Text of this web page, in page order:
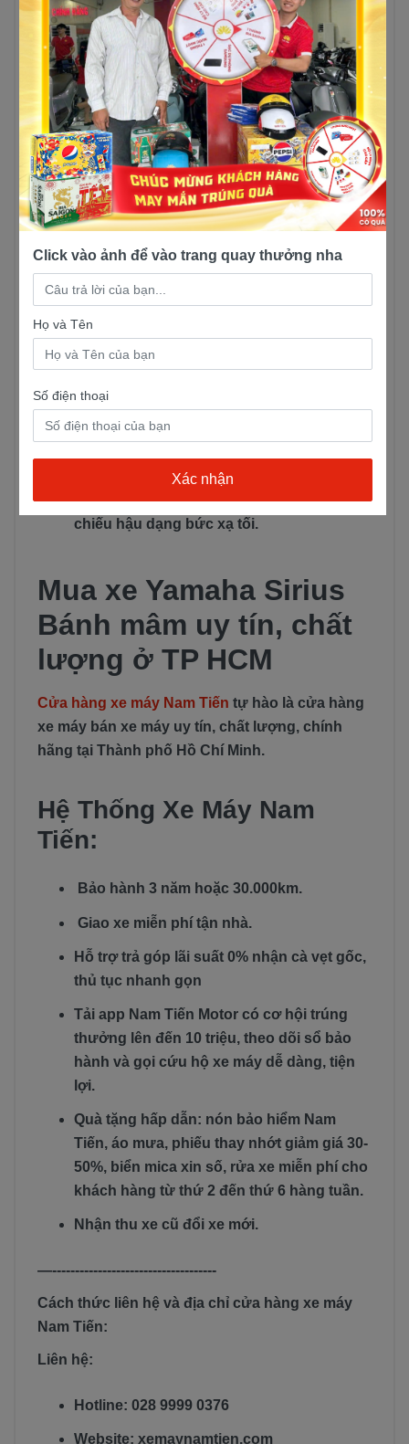
cái tên “Xe số tiết kiệm nhiên liệu số 2 Việt
Nam”, xe tiêu thụ ở khoảng 1,57L/ 100km
3. Tiện ích, tính năng
Yamaha Sirius FI bánh
mâm
Nằm trong phân khúc xe số phổ thông,Sirius FI
bánh mâmsẽ đáp ứng những tiện ích cơ bản
của một chiếc xe số. Ngoài ra, xe còn có những
vừa một mũ bảo hiểm nửa đầu và một số
vật dụng cần thiết khác
Bánh mâm: bánh mâm 17 inch làm từ hộp
kim nhôm sẽ tăng tính thẩm mỹ và tăng sự
an toàn trong quá trình lái
Đèn xi nhan: loại đèn được sử dụng là loại
đèn xi nhan phản quang đa diện và đèn
chiếu hậu dạng bức xạ tối.
Mua xe Yamaha Sirius
Bánh mâm uy tín, chất
lượng ở TP HCM
Cửa hàng xe máy Nam Tiến tự hào là cửa hàng
xe máy bán xe máy uy tín, chất lượng, chính
hãng tại Thành phố Hồ Chí Minh.
Hệ Thống Xe Máy Nam
Tiến:
Bảo hành 3 năm hoặc 30.000km.
Giao xe miễn phí tận nhà.
Hỗ trợ trả góp lãi suất 0% nhận cà vẹt gốc,
thủ tục nhanh gọn
Tải app Nam Tiến Motor có cơ hội trúng
thưởng lên đến 10 triệu, theo dõi sổ bảo
hành và gọi cứu hộ xe máy dễ dàng, tiện
lợi.
Quà tặng hấp dẫn: nón bảo hiểm Nam
Tiến, áo mưa, phiếu thay nhớt giảm giá 30-
50%, biển mica xin số, rửa xe miễn phí cho
khách hàng từ thứ 2 đến thứ 6 hàng tuần.
Nhận thu xe cũ đổi xe mới.
—------------------------------------
Cách thức liên hệ và địa chỉ cửa hàng xe máy
Nam Tiến:
Liên hệ:
Hotline: 028 9999 0376
Website: xemaynamtien.com
Click vào ảnh để vào trang quay thưởng nha
Họ và Tên
Số điện thoại